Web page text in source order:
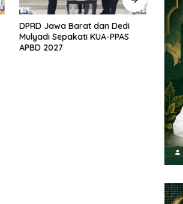
DPRD Jawa Barat dan Dedi
Mulyadi Sepakati KUA-PPAS
APBD 2027